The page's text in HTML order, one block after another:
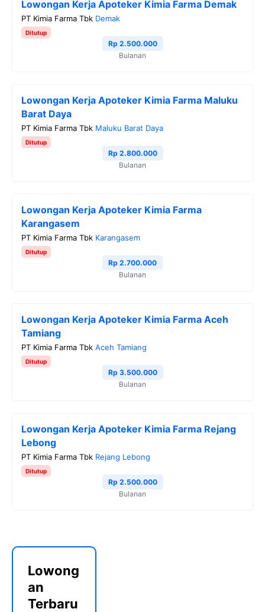
Lowongan Kerja Apoteker Kimia Farma Demak
PT Kimia Farma Tbk Demak
Ditutup
Rp 2.500.000
Bulanan
Lowongan Kerja Apoteker Kimia Farma Maluku
Barat Daya
PT Kimia Farma Tbk Maluku Barat Daya
Ditutup
Rp 2.800.000
Bulanan
Lowongan Kerja Apoteker Kimia Farma
Karangasem
PT Kimia Farma Tbk Karangasem
Ditutup
Rp 2.700.000
Bulanan
Lowongan Kerja Apoteker Kimia Farma Aceh
Tamiang
PT Kimia Farma Tbk Aceh Tamiang
Ditutup
Rp 3.500.000
Bulanan
Lowongan Kerja Apoteker Kimia Farma Rejang
Lebong
PT Kimia Farma Tbk Rejang Lebong
Ditutup
Rp 2.500.000
Bulanan
Lowong
an
Terbaru